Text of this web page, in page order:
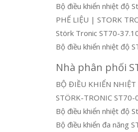
Bộ điều khiển nhiệt độ
PHẾ LIỆU | STORK
Störk Tronic ST70-
Bộ điều khiển nhiệt độ
Nhà phân phối
BỘ ĐIỀU KHIỂN
STÖRK-TRONIC
Bộ điều khiển nhiệt độ
Bộ điều khiển đa năng